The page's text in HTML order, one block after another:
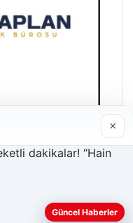
iyi anlayabilmek,
×
Güncel Haberler